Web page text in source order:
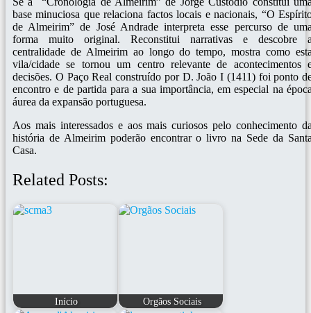
base minuciosa que relaciona factos locais e nacionais, “O
de Almeirim” de José Andrade interpreta esse percurso de
forma muito original. Reconstitui narrativas e descobre
centralidade de Almeirim ao longo do tempo, mostra como
vila/cidade se tornou um centro relevante de acontecimentos
decisões. O Paço Real construído por D. João I (1411) foi ponto
encontro e de partida para a sua importância, em especial na
áurea da expansão portuguesa.
Aos mais interessados e aos mais curiosos pelo conhecimento
história de Almeirim poderão encontrar o livro na Sede da
Casa.
Related Posts:
Início Orgãos Sociais